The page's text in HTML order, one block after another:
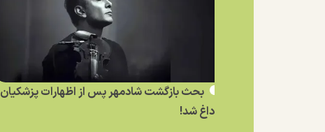
بحث بازگشت شادمهر پس از اظهارات پزشکیان
داغ شد!